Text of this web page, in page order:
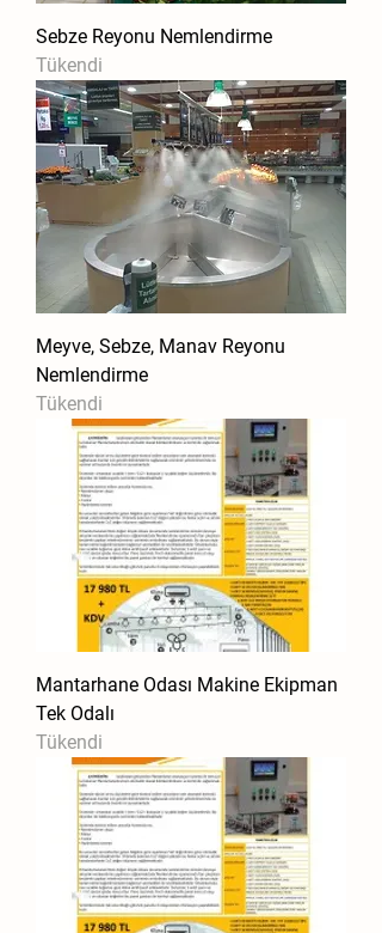
Sebze Reyonu Nemlendirme
Tükendi
Meyve, Sebze, Manav Reyonu
Nemlendirme
Tükendi
Mantarhane Odası Makine Ekipman
Tek Odalı
Tükendi